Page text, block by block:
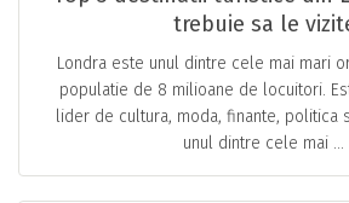
trebuie sa le
Londra este unul dintre cele mai mari
populatie de 8 milioane de locuitori.
lider de cultura, moda, finante, politica
unul dintre cele mai …